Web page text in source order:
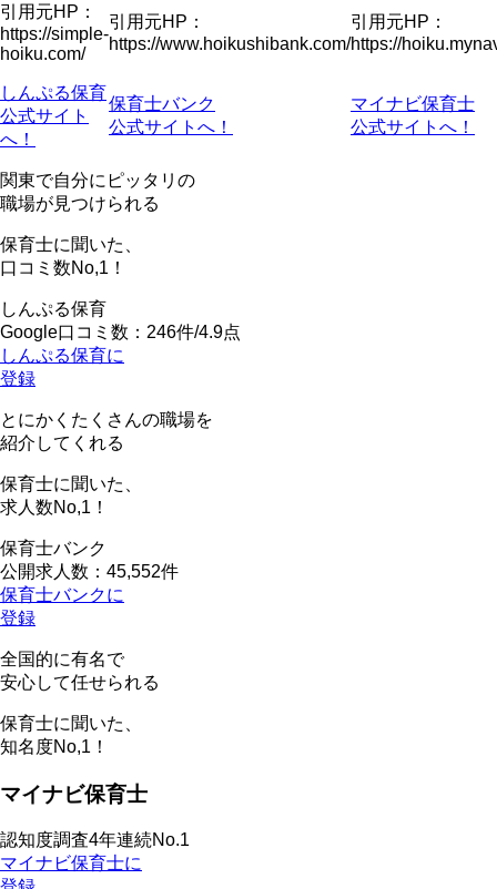
引用元HP：
https://simple-
hoiku.com/
引用元HP：
https://www.hoikushibank.com/
引用元HP：
https://
しんぷる保育
公式サイト
へ！
保育士バンク
公式サイトへ！
マイナビ保育士
公式サイトへ！
関東で自分にピッタリの
職場が見つけられる
保育士に聞いた、
口コミ数No,1！
しんぷる保育
Google口コミ数：246件/4.9点
しんぷる保育に
登録
とにかくたくさんの職場を
紹介してくれる
保育士に聞いた、
求人数No,1！
保育士バンク
公開求人数：45,552件
保育士バンクに
登録
全国的に有名で
安心して任せられる
保育士に聞いた、
知名度No,1！
マイナビ保育士
認知度調査4年連続No.1
マイナビ保育士に